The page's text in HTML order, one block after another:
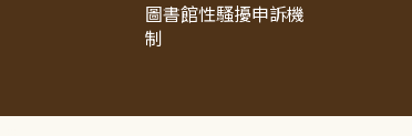
圖書館性騷擾申訴機
制